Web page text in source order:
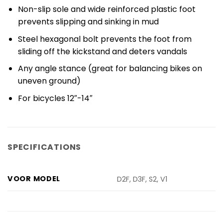
Non-slip sole and wide reinforced plastic foot
prevents slipping and sinking in mud
Steel hexagonal bolt prevents the foot from
sliding off the kickstand and deters vandals
Any angle stance (great for balancing bikes on
uneven ground)
For bicycles 12″-14″
SPECIFICATIONS
VOOR MODEL D2F, D3F, S2, V1